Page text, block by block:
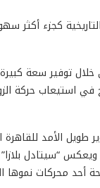
كجزء
توفير سعة
حركة
طويل الأمد
“سيتادل
أحد محركات نموها